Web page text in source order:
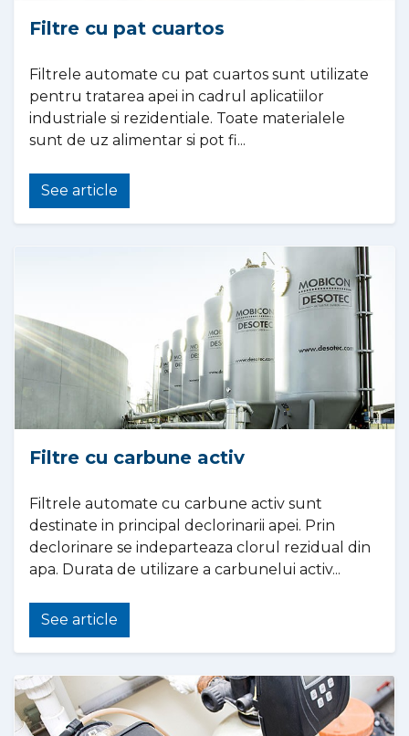
Filtre cu pat cuartos
Filtrele automate cu pat cuartos sunt utilizate
pentru tratarea apei in cadrul aplicatiilor
industriale si rezidentiale. Toate materialele
sunt de uz alimentar si pot fi...
See article
Filtre cu carbune activ
Filtrele automate cu carbune activ sunt
destinate in principal declorinarii apei. Prin
declorinare se indeparteaza clorul rezidual din
apa. Durata de utilizare a carbunelui activ...
See article